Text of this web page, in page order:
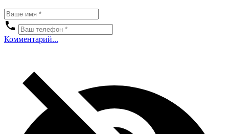
Комментарий...